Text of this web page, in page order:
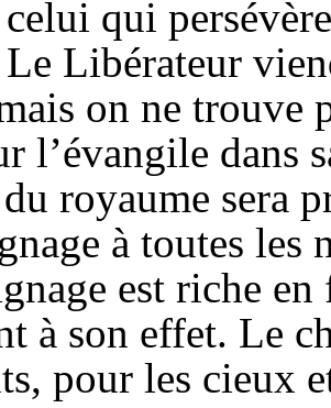
qui
Le Libérateur
on ne trouve
l’évangile dans
royaume sera
à toutes
est riche
à son effet. Le
pour les cieux